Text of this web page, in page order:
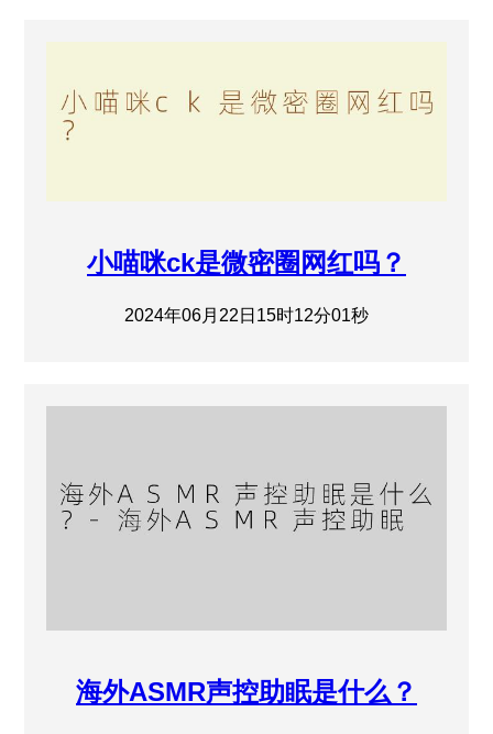
小喵咪ck是微密圈网红吗？
2024年06月22日15时12分01秒
海外ASMR声控助眠是什么？